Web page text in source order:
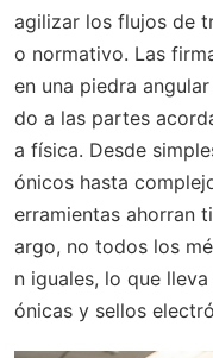
agilizar los flujos de
o normativo. Las
en una piedra
do a las partes
a física. Desde
ónicos hasta
erramientas ahorran
argo, no todos los
n iguales, lo que
ónicas y sellos